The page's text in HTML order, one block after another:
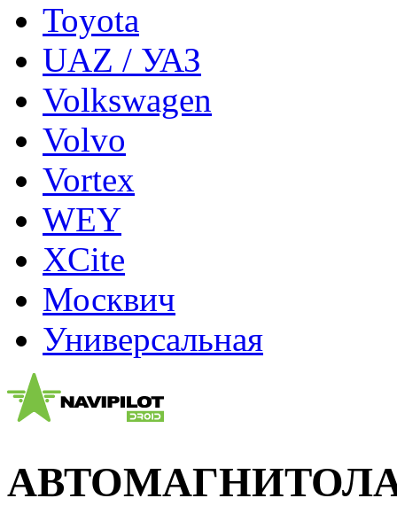
Toyota
UAZ / УАЗ
Volkswagen
Volvo
Vortex
WEY
XCite
Москвич
Универсальная